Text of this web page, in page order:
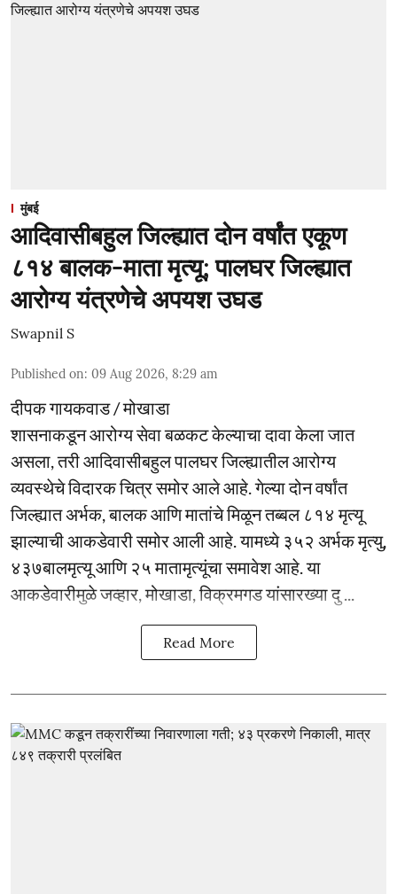
मुंबई
आदिवासीबहुल जिल्ह्यात दोन वर्षांत एकूण
८१४ बालक-माता मृत्यू; पालघर जिल्ह्यात
आरोग्य यंत्रणेचे अपयश उघड
Swapnil S
Published on: 09 Aug 2026, 8:29 am
दीपक गायकवाड / मोखाडा
शासनाकडून आरोग्य सेवा बळकट केल्याचा दावा केला जात
असला, तरी आदिवासीबहुल पालघर जिल्ह्यातील आरोग्य
व्यवस्थेचे विदारक चित्र समोर आले आहे. गेल्या दोन वर्षांत
जिल्ह्यात अर्भक, बालक आणि मातांचे मिळून तब्बल ८१४ मृत्यू
झाल्याची आकडेवारी समोर आली आहे. यामध्ये ३५२ अर्भक मृत्यु,
४३७बालमृत्यू आणि २५ मातामृत्यूंचा समावेश आहे. या
आकडेवारीमुळे जव्हार, मोखाडा, विक्रमगड यांसारख्या दु ...
Read More